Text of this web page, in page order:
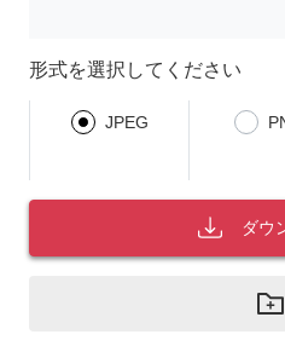
形式を選択してください
JPEG
ダウ